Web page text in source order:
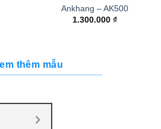
Ankhang – AK500
1.300.000 ₫
thêm mẫu